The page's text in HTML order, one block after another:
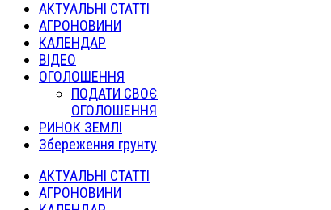
АКТУАЛЬНІ СТАТТІ
АГРОНОВИНИ
КАЛЕНДАР
ВІДЕО
ОГОЛОШЕННЯ
ПОДАТИ СВОЄ
ОГОЛОШЕННЯ
РИНОК ЗЕМЛІ
Збереження грунту
АКТУАЛЬНІ СТАТТІ
АГРОНОВИНИ